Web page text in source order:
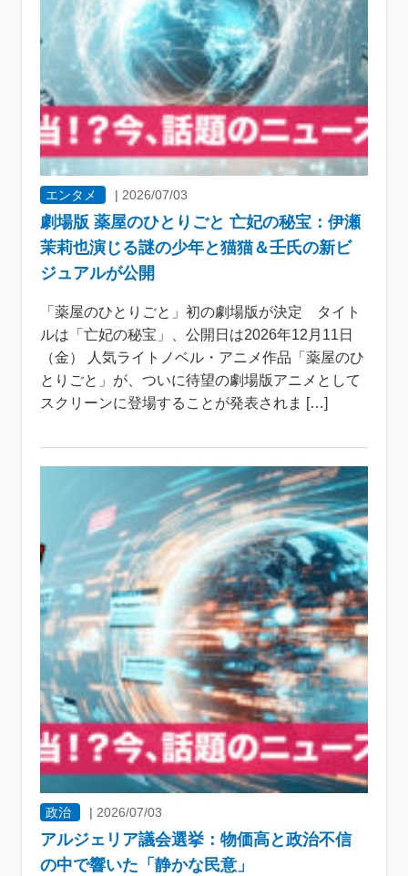
エンタメ | 2026/07/03
劇場版 薬屋のひとりごと 亡妃の秘宝：伊瀬
茉莉也演じる謎の少年と猫猫＆壬氏の新ビ
ジュアルが公開
「薬屋のひとりごと」初の劇場版が決定 タイト
ルは「亡妃の秘宝」、公開日は2026年12月11日
（金） 人気ライトノベル・アニメ作品「薬屋のひ
とりごと」が、ついに待望の劇場版アニメとして
スクリーンに登場することが発表されま […]
政治 |2026/07/03
アルジェリア議会選挙：物価高と政治不信
の中で響いた「静かな民意」